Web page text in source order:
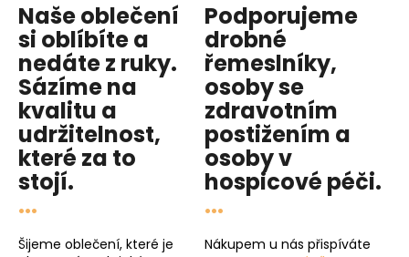
Naše oblečení
si oblíbíte a
nedáte z ruky.
Sázíme na
kvalitu a
udržitelnost,
které za to
stojí.
...
Šijeme oblečení, které je
Podporujeme
drobné
řemeslníky,
osoby se
zdravotním
postižením a
osoby v
hospicové péči.
...
Nákupem u nás přispíváte